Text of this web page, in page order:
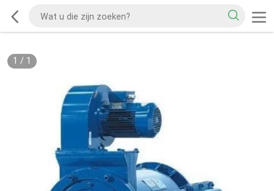
1 / 1